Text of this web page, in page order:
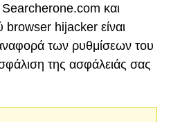
και
browser hijacker είναι
των ρυθμίσεων του
της ασφάλειάς σας